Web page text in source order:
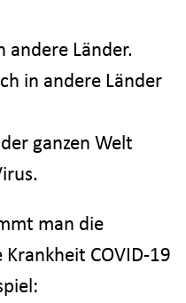
andere Länder.
in andere Länder
ganzen Welt
man die
COVID-19